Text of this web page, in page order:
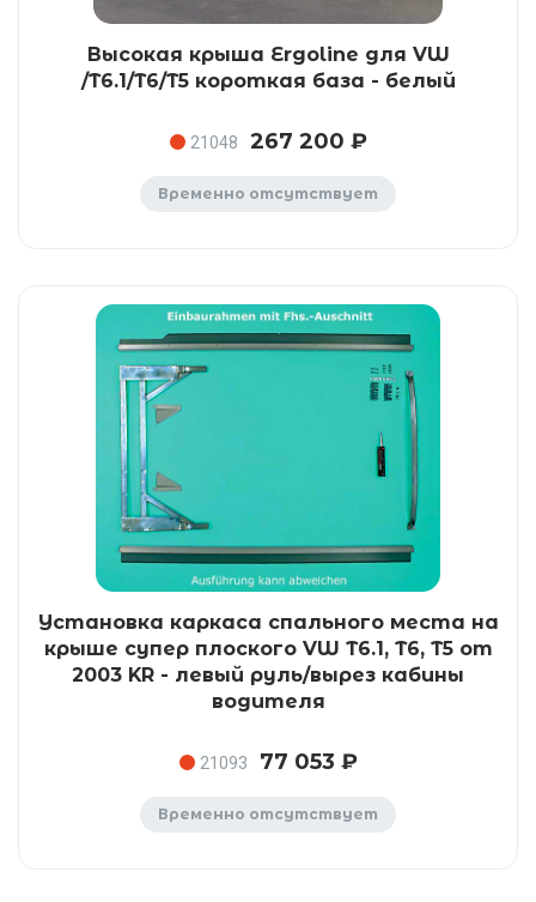
Высокая крыша Ergoline для VW
/T6.1/T6/T5 короткая база - белый
21048 267 200 ₽
Временно отсутствует
Установка каркаса спального места на
крыше супер плоского VW T6.1, T6, T5 от
2003 KR - левый руль/вырез кабины
водителя
21093 77 053 ₽
Временно отсутствует